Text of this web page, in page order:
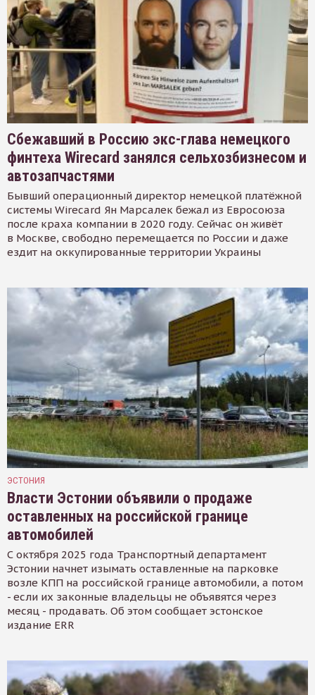
Сбежавший в Россию экс-глава немецкого
финтеха Wirecard занялся сельхозбизнесом и
автозапчастями
Бывший операционный директор немецкой платёжной
системы Wirecard Ян Марсалек бежал из Евросоюза
после краха компании в 2020 году. Сейчас он живёт
в Москве, свободно перемещается по России и даже
ездит на оккупированные территории Украины
ЭСТОНИЯ
Власти Эстонии объявили о продаже
оставленных на российской границе
автомобилей
С октября 2025 года Транспортный департамент
Эстонии начнет изымать оставленные на парковке
возле КПП на российской границе автомобили, а потом
- если их законные владельцы не объявятся через
месяц - продавать. Об этом сообщает эстонское
издание ERR